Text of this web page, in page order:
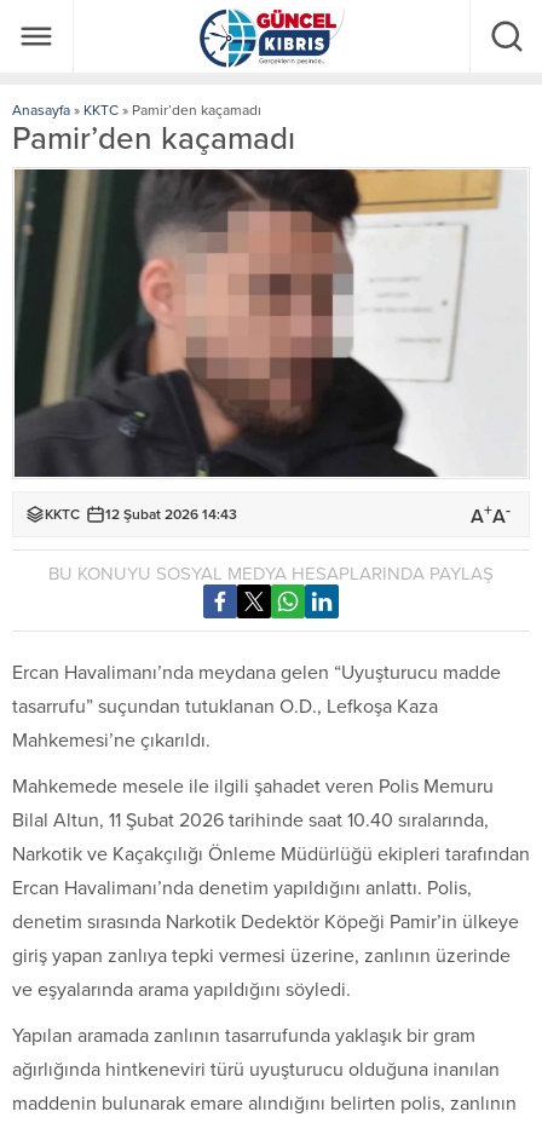
Anasayfa » KKTC » Pamir’den kaçamadı
Pamir’den kaçamadı
KKTC 12 Şubat 2026 14:43 A+A-
BU KONUYU SOSYAL MEDYA HESAPLARINDA PAYLAŞ
Ercan Havalimanı’nda meydana gelen “Uyuşturucu madde
tasarrufu” suçundan tutuklanan O.D., Lefkoşa Kaza
Mahkemesi’ne çıkarıldı.
Mahkemede mesele ile ilgili şahadet veren Polis Memuru
Bilal Altun, 11 Şubat 2026 tarihinde saat 10.40 sıralarında,
Narkotik ve Kaçakçılığı Önleme Müdürlüğü ekipleri tarafından
Ercan Havalimanı’nda denetim yapıldığını anlattı. Polis,
denetim sırasında Narkotik Dedektör Köpeği Pamir’in ülkeye
giriş yapan zanlıya tepki vermesi üzerine, zanlının üzerinde
ve eşyalarında arama yapıldığını söyledi.
Yapılan aramada zanlının tasarrufunda yaklaşık bir gram
ağırlığında hintkeneviri türü uyuşturucu olduğuna inanılan
maddenin bulunarak emare alındığını belirten polis, zanlının